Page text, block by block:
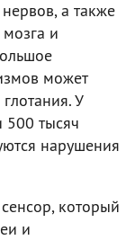
а также
и
может
У
тысяч
нарушения
который
и